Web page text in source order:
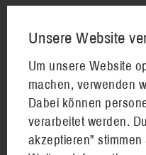
Unsere Website
Um unsere Website
machen, verwenden
Dabei können
verarbeitet werden.
akzeptieren" stimmen